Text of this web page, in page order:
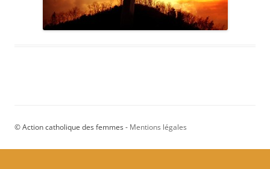
© Action catholique des femmes - Mentions légales